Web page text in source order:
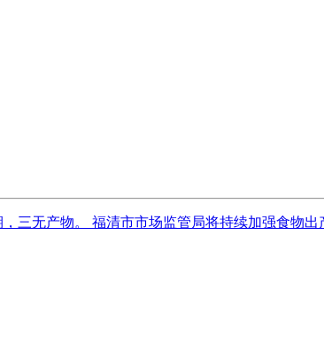
三无产物。 福清市市场监管局将持续加强食物